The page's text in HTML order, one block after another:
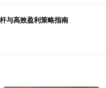
与高效盈利策略指南